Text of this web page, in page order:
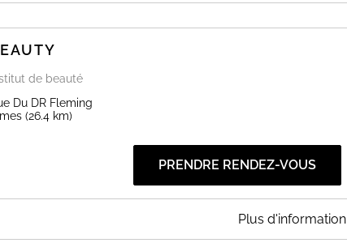
sourcils / Teinture Hybride / Browlift / Onglerie
de beauté
Du DR Fleming
(26.4 km)
PRENDRE RENDEZ-VOUS
Plus d'information